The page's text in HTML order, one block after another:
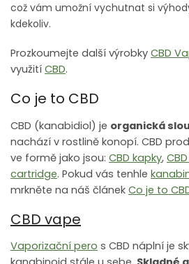
což vám umožní vychutnat si
kdekoliv.
Prozkoumejte další výrobky CBD
využití CBD.
Co je to CBD
CBD (kanabidiol) je organická
nachází v rostlině konopí. CBD
ve formě jako jsou: CBD kapky,
cartridge. Pokud vás tenhle
mrkněte na náš článek Co je to
CBD vape
Vaporizační pero s CBD náplní je